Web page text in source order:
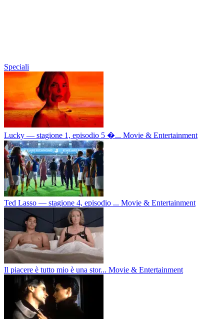
Speciali
Lucky — stagione 1, episodio 5 �... Movie & Entertainment
Ted Lasso — stagione 4, episodio ... Movie & Entertainment
Il piacere è tutto mio è una stor... Movie & Entertainment